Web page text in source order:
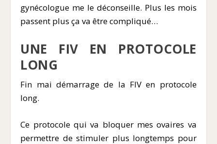
gynécologue me le déconseille. Plus les mois
passent plus ça va être compliqué…
UNE FIV EN PROTOCOLE
LONG
Fin mai démarrage de la FIV en protocole
long.
Ce protocole qui va bloquer mes ovaires va
permettre de stimuler plus longtemps pour